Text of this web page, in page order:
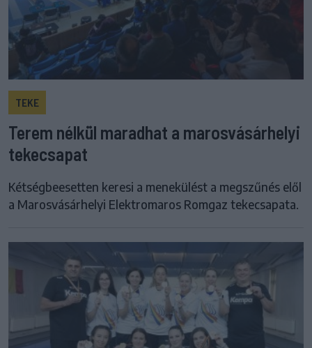
TEKE
Terem nélkül maradhat a marosvásárhelyi
tekecsapat
Kétségbeesetten keresi a menekülést a megszűnés elől
a Marosvásárhelyi Elektromaros Romgaz tekecsapata.